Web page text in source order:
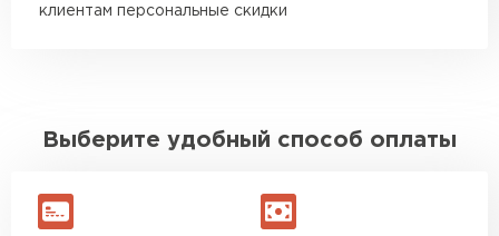
клиентам персональные скидки
Выберите удобный способ оплаты